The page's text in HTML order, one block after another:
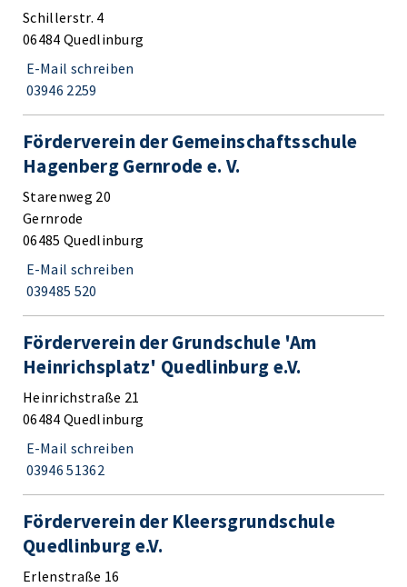
Schillerstr. 4
06484 Quedlinburg
E-Mail schreiben
03946 2259
Förderverein der Gemeinschaftsschule
Hagenberg Gernrode e. V.
Starenweg 20
Gernrode
06485 Quedlinburg
E-Mail schreiben
039485 520
Förderverein der Grundschule 'Am
Heinrichsplatz' Quedlinburg e.V.
Heinrichstraße 21
06484 Quedlinburg
E-Mail schreiben
03946 51362
Förderverein der Kleersgrundschule
Quedlinburg e.V.
Erlenstraße 16